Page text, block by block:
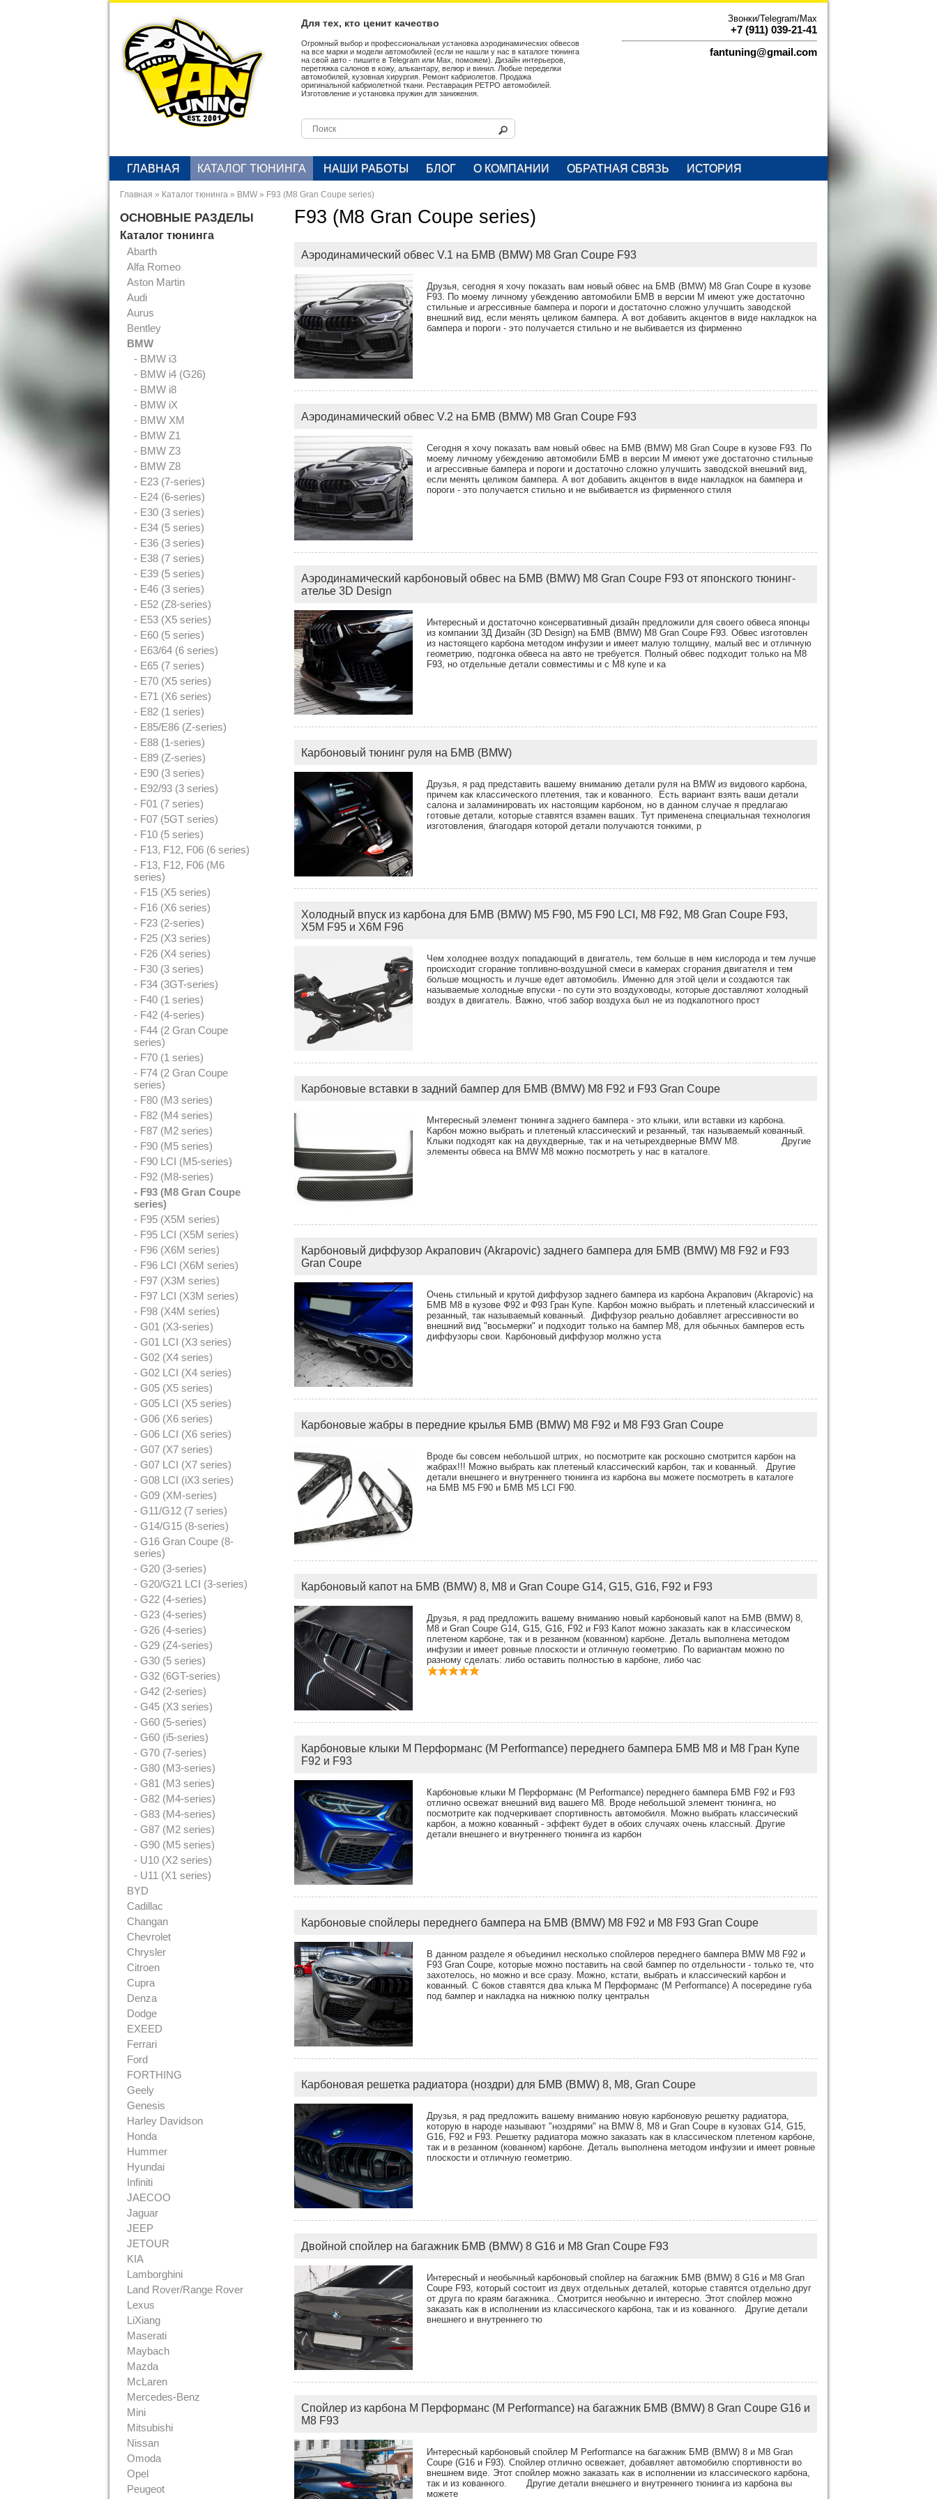
Для тех, кто ценит качество
Огромный выбор и профессиональная установка аэродинамических обвесов
на все марки и модели автомобилей (если не нашли у нас в каталоге тюнинга
на свой авто - пишите в Telegram или Max, поможем). Дизайн интерьеров,
перетяжка салонов в кожу, алькантару, велюр и винил. Любые переделки
автомобилей, кузовная хирургия. Ремонт кабриолетов. Продажа
оригинальной кабриолетной ткани. Реставрация РЕТРО автомобилей.
Изготовление и установка пружин для занижения.
Звонки/Telegram/Max
+7 (911) 039-21-41
fantuning@gmail.com
ГЛАВНАЯ КАТАЛОГ ТЮНИНГА НАШИ РАБОТЫ БЛОГ О КОМПАНИИ ОБРАТНАЯ СВЯЗЬ ИСТОРИЯ
Главная » Каталог тюнинга » BMW » F93 (M8 Gran Coupe series)
ОСНОВНЫЕ РАЗДЕЛЫ
Каталог тюнинга
Abarth
Alfa Romeo
Aston Martin
Audi
Aurus
Bentley
BMW
- BMW i3
- BMW i4 (G26)
- BMW i8
- BMW iX
- BMW XM
- BMW Z1
- BMW Z3
- BMW Z8
- E23 (7-series)
- E24 (6-series)
- E30 (3 series)
- E34 (5 series)
- E36 (3 series)
- E38 (7 series)
- E39 (5 series)
- E46 (3 series)
- E52 (Z8-series)
- E53 (X5 series)
- E60 (5 series)
- E63/64 (6 series)
- E65 (7 series)
- E70 (X5 series)
- E71 (X6 series)
- E82 (1 series)
- E85/E86 (Z-series)
- E88 (1-series)
- E89 (Z-series)
- E90 (3 series)
- E92/93 (3 series)
- F01 (7 series)
- F07 (5GT series)
- F10 (5 series)
- F13, F12, F06 (6 series)
- F13, F12, F06 (M6
series)
- F15 (X5 series)
- F16 (X6 series)
- F23 (2-series)
- F25 (X3 series)
- F26 (X4 series)
- F30 (3 series)
- F34 (3GT-series)
- F40 (1 series)
- F42 (4-series)
- F44 (2 Gran Coupe
series)
- F70 (1 series)
- F74 (2 Gran Coupe
series)
- F80 (M3 series)
- F82 (M4 series)
- F87 (M2 series)
- F90 (M5 series)
- F90 LCI (M5-series)
- F92 (M8-series)
- F93 (M8 Gran Coupe
series)
- F95 (X5M series)
- F95 LCI (X5M series)
- F96 (X6M series)
- F96 LCI (X6M series)
- F97 (X3M series)
- F97 LCI (X3M series)
- F98 (X4M series)
- G01 (X3-series)
- G01 LCI (X3 series)
- G02 (X4 series)
- G02 LCI (X4 series)
- G05 (X5 series)
- G05 LCI (X5 series)
- G06 (X6 series)
- G06 LCI (X6 series)
- G07 (X7 series)
- G07 LCI (X7 series)
- G08 LCI (iX3 series)
- G09 (XM-series)
- G11/G12 (7 series)
- G14/G15 (8-series)
- G16 Gran Coupe (8-
series)
- G20 (3-series)
- G20/G21 LCI (3-series)
- G22 (4-series)
- G23 (4-series)
- G26 (4-series)
- G29 (Z4-series)
- G30 (5 series)
- G32 (6GT-series)
- G42 (2-series)
- G45 (X3 series)
- G60 (5-series)
- G60 (i5-series)
- G70 (7-series)
- G80 (M3-series)
- G81 (M3 series)
- G82 (M4-series)
- G83 (M4-series)
- G87 (M2 series)
- G90 (M5 series)
- U10 (X2 series)
- U11 (X1 series)
BYD
Cadillac
Changan
Chevrolet
Chrysler
Citroen
Cupra
Denza
Dodge
EXEED
Ferrari
Ford
FORTHING
Geely
Genesis
Harley Davidson
Honda
Hummer
Hyundai
Infiniti
JAECOO
Jaguar
JEEP
JETOUR
KIA
Lamborghini
Land Rover/Range Rover
Lexus
LiXiang
Maserati
Maybach
Mazda
McLaren
Mercedes-Benz
Mini
Mitsubishi
Nissan
Omoda
Opel
Peugeot
F93 (M8 Gran Coupe series)
Аэродинамический обвес V.1 на БМВ (BMW) M8 Gran Coupe F93
Друзья, сегодня я хочу показать вам новый обвес на БМВ (BMW) M8 Gran Coupe в кузове
F93. По моему личному убеждению автомобили БМВ в версии М имеют уже достаточно
стильные и агрессивные бампера и пороги и достаточно сложно улучшить заводской
внешний вид, если менять целиком бампера. А вот добавить акцентов в виде накладкок на
бампера и пороги - это получается стильно и не выбивается из фирменно
Аэродинамический обвес V.2 на БМВ (BMW) M8 Gran Coupe F93
Сегодня я хочу показать вам новый обвес на БМВ (BMW) M8 Gran Coupe в кузове F93. По
моему личному убеждению автомобили БМВ в версии М имеют уже достаточно стильные
и агрессивные бампера и пороги и достаточно сложно улучшить заводской внешний вид,
если менять целиком бампера. А вот добавить акцентов в виде накладкок на бампера и
пороги - это получается стильно и не выбивается из фирменного стиля
Аэродинамический карбоновый обвес на БМВ (BMW) M8 Gran Coupe F93 от японского тюнинг-
ателье 3D Design
Интересный и достаточно консервативный дизайн предложили для своего обвеса японцы
из компании 3Д Дизайн (3D Design) на БМВ (BMW) M8 Gran Coupe F93. Обвес изготовлен
из настоящего карбона методом инфузии и имеет малую толщину, малый вес и отличную
геометрию, подгонка обвеса на авто не требуется. Полный обвес подходит только на M8
F93, но отдельные детали совместимы и с М8 купе и ка
Карбоновый тюнинг руля на БМВ (BMW)
Друзья, я рад представить вашему вниманию детали руля на BMW из видового карбона,
причем как классического плетения, так и кованного. Есть вариант взять ваши детали
салона и заламинировать их настоящим карбоном, но в данном случае я предлагаю
готовые детали, которые ставятся взамен ваших. Тут применена специальная технология
изготовления, благодаря которой детали получаются тонкими, р
Холодный впуск из карбона для БМВ (BMW) M5 F90, M5 F90 LCI, M8 F92, M8 Gran Coupe F93,
X5M F95 и X6M F96
Чем холоднее воздух попадающий в двигатель, тем больше в нем кислорода и тем лучше
происходит сгорание топливно-воздушной смеси в камерах сгорания двигателя и тем
больше мощность и лучше едет автомобиль. Именно для этой цели и создаются так
называемые холодные впуски - по сути это воздуховоды, которые доставляют холодный
воздух в двигатель. Важно, чтоб забор воздуха был не из подкапотного прост
Карбоновые вставки в задний бампер для БМВ (BMW) M8 F92 и F93 Gran Coupe
Мнтересный элемент тюнинга заднего бампера - это клыки, или вставки из карбона.
Карбон можно выбрать и плетеный классический и резанный, так называемый кованный.
Клыки подходят как на двухдверные, так и на четырехдверные BMW M8. Другие
элементы обвеса на BMW М8 можно посмотреть у нас в каталоге.
Карбоновый диффузор Акрапович (Akrapovic) заднего бампера для БМВ (BMW) M8 F92 и F93
Gran Coupe
Очень стильный и крутой диффузор заднего бампера из карбона Акрапович (Akrapovic) на
БМВ М8 в кузове Ф92 и Ф93 Гран Купе. Карбон можно выбрать и плетеный классический и
резанный, так называемый кованный. Диффузор реально добавляет агрессивности во
внешний вид "восьмерки" и подходит только на бампер М8, для обычных бамперов есть
диффузоры свои. Карбоновый диффузор молжно уста
Карбоновые жабры в передние крылья БМВ (BMW) M8 F92 и M8 F93 Gran Coupe
Вроде бы совсем небольшой штрих, но посмотрите как роскошно смотрится карбон на
жабрах!!! Можно выбрать как плетеный классический карбон, так и кованный. Другие
детали внешнего и внутреннего тюнинга из карбона вы можете посмотреть в каталоге
на БМВ М5 F90 и БМВ М5 LCI F90.
Карбоновый капот на БМВ (BMW) 8, M8 и Gran Coupe G14, G15, G16, F92 и F93
Друзья, я рад предложить вашему вниманию новый карбоновый капот на БМВ (BMW) 8,
M8 и Gran Coupe G14, G15, G16, F92 и F93 Капот можно заказать как в классическом
плетеном карбоне, так и в резанном (кованном) карбоне. Деталь выполнена методом
инфузии и имеет ровные плоскости и отличную геометрию. По вариантам можно по
разному сделать: либо оставить полностью в карбоне, либо час
Карбоновыe клыки М Перформанс (M Performance) переднего бампера БМВ М8 и М8 Гран Купе
F92 и F93
Карбоновыe клыки М Перформанс (M Performance) переднего бампера БМВ F92 и F93
отлично освежат внешний вид вашего М8. Вроде небольшой элемент тюнинга, но
посмотрите как подчеркивает спортивность автомобиля. Можно выбрать классический
карбон, а можно кованный - эффект будет в обоих случаях очень классный. Другие
детали внешнего и внутреннего тюнинга из карбон
Карбоновые спойлеры переднего бампера на БМВ (BMW) M8 F92 и M8 F93 Gran Coupe
В данном разделе я объединил несколько спойлеров переднего бампера BMW M8 F92 и
F93 Gran Coupe, которые можно поставить на свой бампер по отдельности - только те, что
захотелось, но можно и все сразу. Можно, кстати, выбрать и классический карбон и
кованный. С боков ставятся два клыка M Перформанс (M Performance) А посередине губа
под бампер и накладка на нижнюю полку центральн
Карбоновая решетка радиатора (ноздри) для БМВ (BMW) 8, M8, Gran Coupe
Друзья, я рад предложить вашему вниманию новую карбоновую решетку радиатора,
которую в народе называют "ноздрями" на BMW 8, M8 и Gran Coupe в кузовах G14, G15,
G16, F92 и F93. Решетку радиатора можно заказать как в классическом плетеном карбоне,
так и в резанном (кованном) карбоне. Деталь выполнена методом инфузии и имеет ровные
плоскости и отличную геометрию.
Двойной спойлер на багажник БМВ (BMW) 8 G16 и M8 Gran Coupe F93
Интересный и необычный карбоновый спойлер на багажник БМВ (BMW) 8 G16 и M8 Gran
Coupe F93, который состоит из двух отдельных деталей, которые ставятся отдельно друг
от друга по краям багажника.. Смотрится необычно и интересно. Этот спойлер можно
заказать как в исполнении из классического карбона, так и из кованного. Другие детали
внешнего и внутреннего тю
Спойлер из карбона М Перформанс (M Performance) на багажник БМВ (BMW) 8 Gran Coupe G16 и
M8 F93
Интересный карбоновый спойлер M Performance на багажник БМВ (BMW) 8 и М8 Gran
Coupe (G16 и F93). Спойлер отлично освежает, добавляет автомобилю спортивности во
внешнем виде. Этот спойлер можно заказать как в исполнении из классического карбона,
так и из кованного. Другие детали внешнего и внутреннего тюнинга из карбона вы
можете